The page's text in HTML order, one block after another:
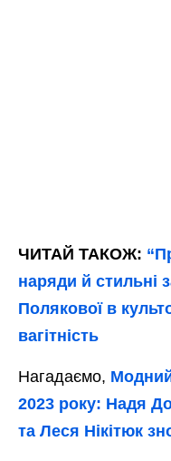
ЧИТАЙ ТАКОЖ:
наряди й стильні
Полякової в
вагітність
Нагадаємо, Модний
2023 року: Надя
та Леся Нікітюк